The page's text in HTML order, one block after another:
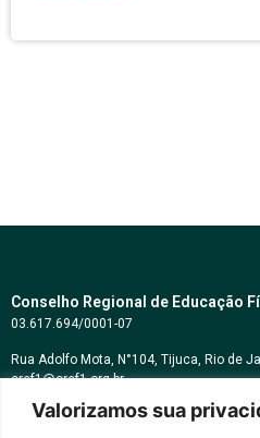
Valorizamos sua
Conselho Regional de Educação
03.617.694/0001-07
Rua Adolfo Mota, N°104, Tijuca, Rio de
cref1@cref1.org.br
Assessoria de comunicação: